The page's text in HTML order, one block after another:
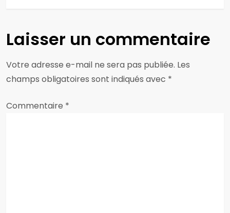
g
a
t
i
Laisser un commentaire
Votre adresse e-mail ne sera pas publiée. Les
champs obligatoires sont indiqués avec *
Commentaire *